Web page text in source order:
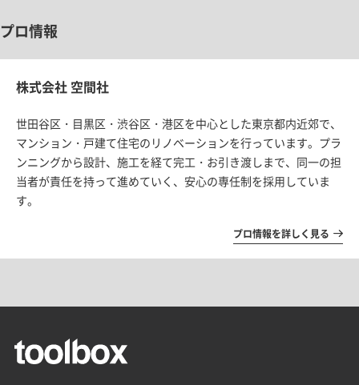
プロ情報
株式会社 空間社
世田谷区・目黒区・渋谷区・港区を中心とした東京都内近郊で、
マンション・戸建て住宅のリノベーションを行っています。プラ
ンニングから設計、施工を経て完工・お引き渡しまで、同一の担
当者が責任を持って進めていく、安心の専任制を採用していま
す。
プロ情報を詳しく見る